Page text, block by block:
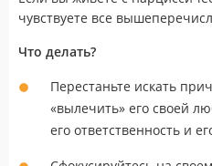
чувствуете все
Что делать?
Перестаньте искать
«вылечить» его своей
его ответственность и